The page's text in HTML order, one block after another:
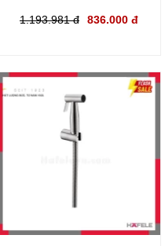
1.193.981 đ 836.000 đ